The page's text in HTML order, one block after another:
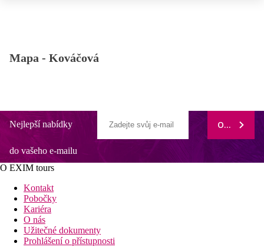
Mapa - Kováčová
Nejlepší nabídky
do vašeho e-mailu
ODEBÍRAT
O EXIM tours
Kontakt
Pobočky
Kariéra
O nás
Užitečné dokumenty
Prohlášení o přístupnosti